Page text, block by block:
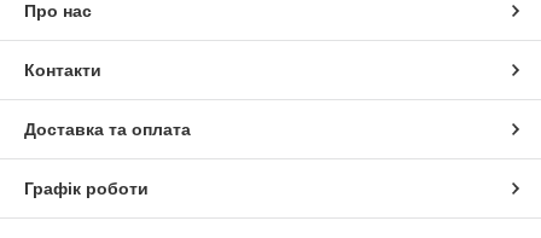
Про нас
Контакти
Доставка та оплата
Графік роботи